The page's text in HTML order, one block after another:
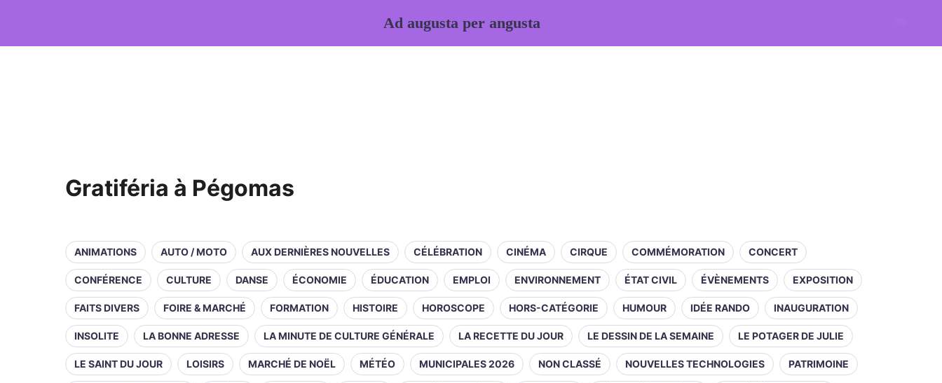
Gratiféria à Pégomas
ANIMATIONS AUTO / MOTO AUX DERNIÈRES NOUVELLES CÉLÉBRATION CINÉMA CIRQUE COMMÉMORATION CONCERT
CONFÉRENCE CULTURE DANSE ÉCONOMIE ÉDUCATION EMPLOI ENVIRONNEMENT ÉTAT CIVIL ÉVÈNEMENTS EXPOSITION
FAITS DIVERS FOIRE & MARCHÉ FORMATION HISTOIRE HOROSCOPE HORS-CATÉGORIE HUMOUR IDÉE RANDO INAUGURATION
INSOLITE LA BONNE ADRESSE LA MINUTE DE CULTURE GÉNÉRALE LA RECETTE DU JOUR LE DESSIN DE LA SEMAINE LE POTAGER DE JULIE
LE SAINT DU JOUR LOISIRS MARCHÉ DE NOËL MÉTÉO MUNICIPALES 2026 NON CLASSÉ NOUVELLES TECHNOLOGIES PATRIMOINE
Ad augusta per angusta